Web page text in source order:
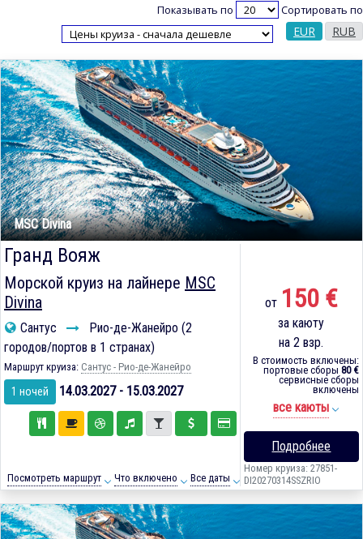
Показывать по Сортировать по
EUR RUB
MSC Divina
Гранд Вояж
Морской круиз на лайнере MSC
Divina
Сантус
Рио-де-Жанейро (2
городов/портов в 1 странах)
Маршрут круиза: Сантус - Рио-де-Жанейро
1 ночей 14.03.2027 - 15.03.2027
Посмотреть маршрут Что включено Все даты
от 150 €
за каюту
на 2 взр.
В стоимость включены:
портовые сборы 80 €
сервисные сборы
включены
все каюты
Подробнее
Номер круиза: 27851-
DI20270314SSZRIO